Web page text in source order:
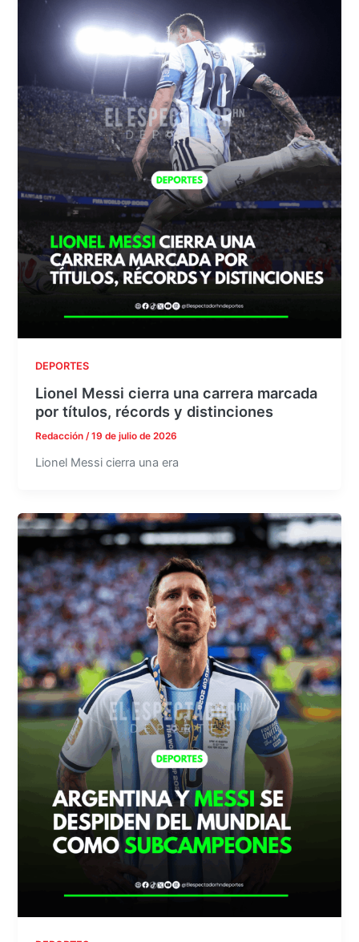
DEPORTES
Lionel Messi cierra una carrera marcada
por títulos, récords y distinciones
Redacción/19 de julio de 2026
Lionel Messi cierra una era